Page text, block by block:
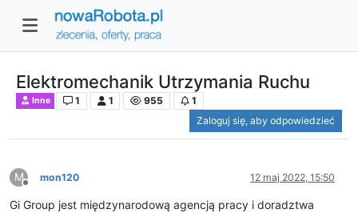
Elektromechanik Utrzymania Ruchu
Inne 1 1 955
1
Zaloguj się, aby odpowiedzieć
M
Niedostępny
mon120 12 maj 2022, 15:50
Gi Group jest międzynarodową agencją pracy i doradztwa